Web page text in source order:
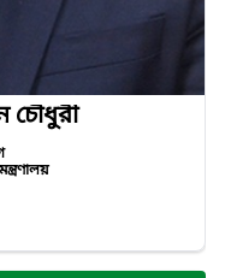
চৌধুরী